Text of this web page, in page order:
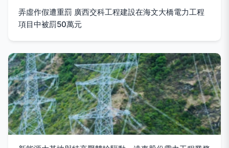
弄虛作假遭重罰 廣西交科工程建設在海文大橋電力工程
項目中被罰50萬元